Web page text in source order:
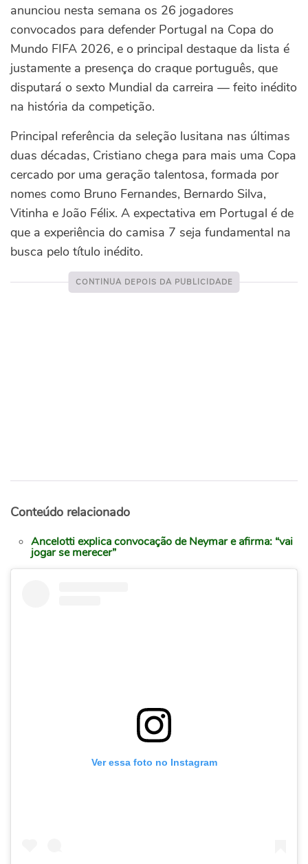
anunciou nesta semana os 26 jogadores
convocados para defender Portugal na Copa do
Mundo FIFA 2026, e o principal destaque da lista é
justamente a presença do craque português, que
disputará o sexto Mundial da carreira — feito inédito
na história da competição.
Principal referência da seleção lusitana nas últimas
duas décadas, Cristiano chega para mais uma Copa
cercado por uma geração talentosa, formada por
nomes como Bruno Fernandes, Bernardo Silva,
Vitinha e João Félix. A expectativa em Portugal é de
que a experiência do camisa 7 seja fundamental na
busca pelo título inédito.
Conteúdo relacionado
Ancelotti explica convocação de Neymar e afirma: “vai
jogar se merecer”
Ver essa foto no Instagram